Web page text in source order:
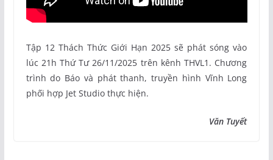
Tập 12 Thách Thức Giới Hạn 2025 sẽ phát sóng vào
lúc 21h Thứ Tư 26/11/2025 trên kênh THVL1. Chương
trình do Báo và phát thanh, truyền hình Vĩnh Long
phối hợp Jet Studio thực hiện.
Văn Tuyết